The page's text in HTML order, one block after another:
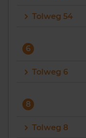
Tolweg 54
6
Tolweg 6
8
Tolweg 8